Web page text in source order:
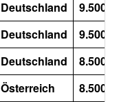
Deutschland
9.500
Deutschland
9.500
Deutschland
8.500
Österreich
8.500